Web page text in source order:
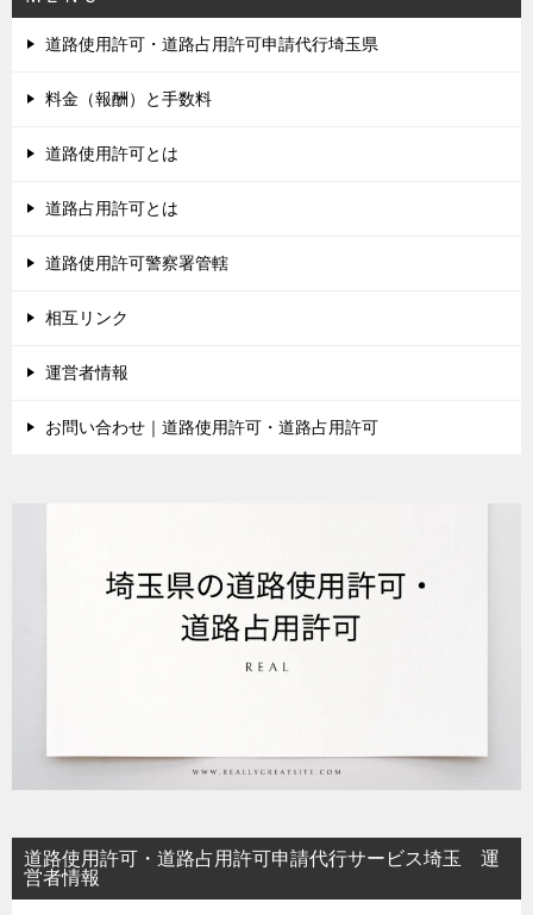
道路使用許可・道路占用許可申請代行埼玉県
料金（報酬）と手数料
道路使用許可とは
道路占用許可とは
道路使用許可警察署管轄
相互リンク
運営者情報
お問い合わせ｜道路使用許可・道路占用許可
道路使用許可・道路占用許可申請代行サービス埼玉 運
営者情報